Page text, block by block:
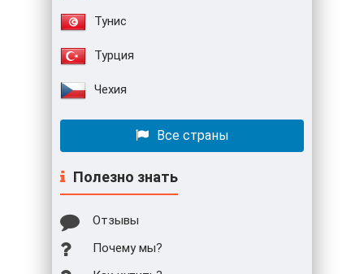
Тунис
Турция
Чехия
Все страны
Полезно знать
Отзывы
Почему мы?